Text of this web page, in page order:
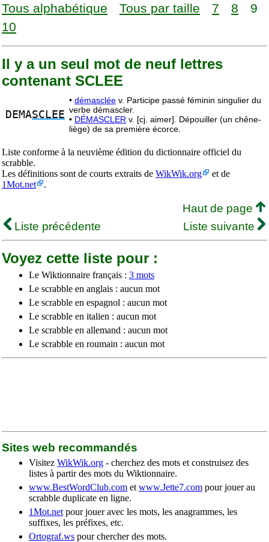
Tous alphabétique Tous par taille 7 8
9
10
Il y a un seul mot de neuf lettres
contenant SCLEE
DEMASCLEE
• démasclée v. Participe passé féminin singulier du
verbe démascler.
• DÉMASCLER v. [cj. aimer]. Dépouiller (un chêne-
liège) de sa première écorce.
Liste conforme à la neuvième édition du dictionnaire officiel du
scrabble.
Les définitions sont de courts extraits de WikWik.org
et de
1Mot.net
.
Haut de page
Liste précédente
Liste suivante
Voyez cette liste pour :
Le Wiktionnaire français : 3 mots
Le scrabble en anglais : aucun mot
Le scrabble en espagnol : aucun mot
Le scrabble en italien : aucun mot
Le scrabble en allemand : aucun mot
Le scrabble en roumain : aucun mot
Sites web recommandés
Visitez WikWik.org - cherchez des mots et construisez des
listes à partir des mots du Wiktionnaire.
www.BestWordClub.com et www.Jette7.com pour jouer au
scrabble duplicate en ligne.
1Mot.net pour jouer avec les mots, les anagrammes, les
suffixes, les préfixes, etc.
Ortograf.ws pour chercher des mots.